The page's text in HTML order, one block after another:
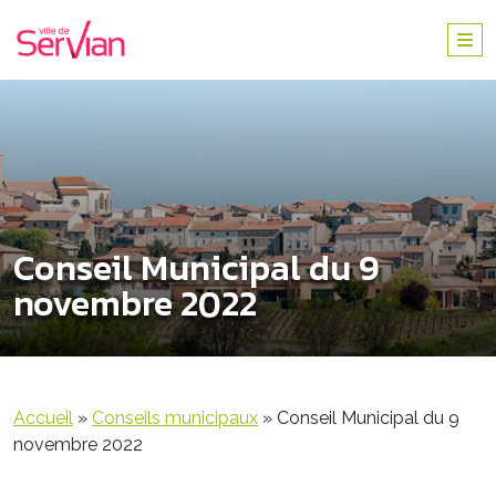
Conseil Municipal du 9
novembre 2022
Accueil » Conseils municipaux » Conseil Municipal du 9
novembre 2022